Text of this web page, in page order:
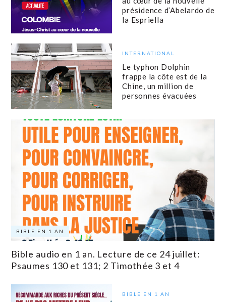
présidence d’Abelardo de
la Espriella
INTERNATIONAL
Le typhon Dolphin
frappe la côte est de la
Chine, un million de
personnes évacuées
BIBLE EN 1 AN
Bible audio en 1 an. Lecture de ce 24 juillet:
Psaumes 130 et 131; 2 Timothée 3 et 4
BIBLE EN 1 AN